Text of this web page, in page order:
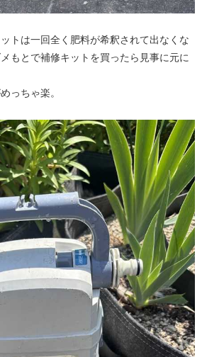
トは一回全く肥料が希釈されて出なくな
もとで補修キットを買ったら見事に元に
っちゃ楽。